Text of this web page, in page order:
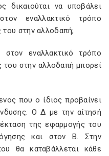
δικαιούται να υποβάλει
εναλλακτικό τρόπο
στην αλλοδαπή;
εναλλακτικό τρόπο
στην αλλοδαπή μπορεί
που ο ίδιος προβαίνει
Ο Δ με την αίτησή
της εφαρμογής του
και στον Β. Στην
θα καταβάλλεται κάθε